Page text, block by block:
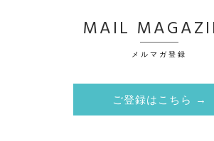
MAIL
メルマガ登録
ご登録はこちら →